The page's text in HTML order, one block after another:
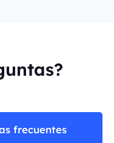
frecuentes